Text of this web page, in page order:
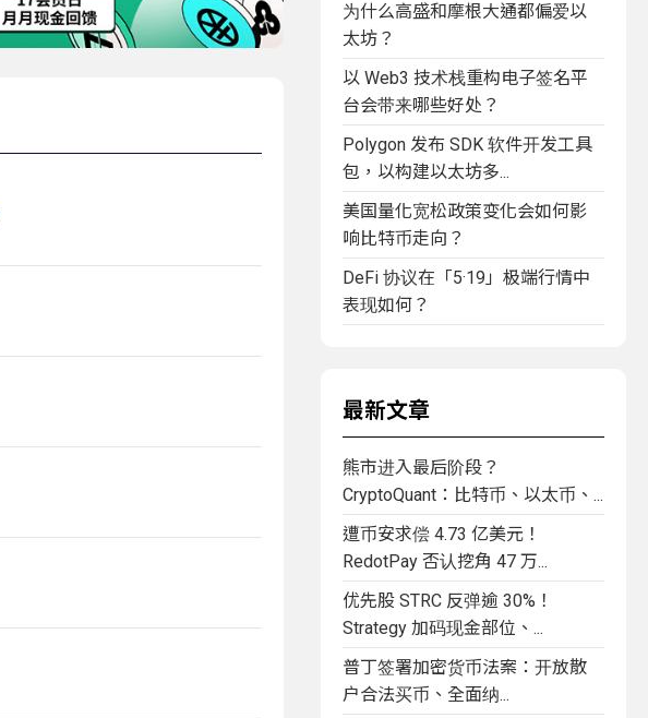
为什么高盛和摩根大通都偏爱以
太坊？
以 Web3 技术栈重构电子签名平
台会带来哪些好处？
Polygon 发布 SDK 软件开发工具
包，以构建以太坊多...
美国量化宽松政策变化会如何影
响比特币走向？
DeFi 协议在「5·19」极端行情中
表现如何？
最新文章
熊市进入最后阶段？
CryptoQuant：比特币、以太币、...
遭币安求偿 4.73 亿美元！
RedotPay 否认挖角 47 万...
优先股 STRC 反弹逾 30%！
Strategy 加码现金部位、...
普丁签署加密货币法案：开放散
户合法买币、全面纳...